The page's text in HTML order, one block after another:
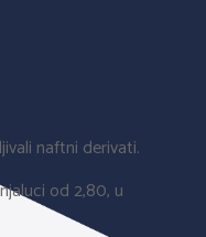
naftni derivati.
od 2,80, u